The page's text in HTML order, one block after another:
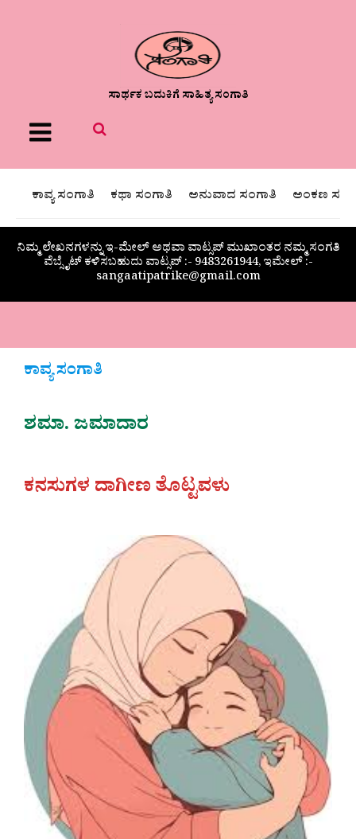
ಸಾರ್ಥಕ ಬದುಕಿಗೆ ಸಾಹಿತ್ಯ ಸಂಗಾತಿ
Menu
ಕಾವ್ಯ ಸಂಗಾತಿ ಕಥಾ ಸಂಗಾತಿ ಅನುವಾದ ಸಂಗಾತಿ ಅಂಕಣ
ನಿಮ್ಮ ಲೇಖನಗಳನ್ನು ಇ-ಮೇಲ್ ಅಥವಾ ವಾಟ್ಸಪ್ ಮುಖಾಂತರ ನಮ್ಮ ಸಂಗತಿ
ವೆಬ್ಸೈಟ್ ಕಳಿಸಬಹುದು ವಾಟ್ಸಪ್‌ :- 9483261944, ಇಮೇಲ್ :-
sangaatipatrike@gmail.com
ಕಾವ್ಯ ಸಂಗಾತಿ
ಶಮಾ. ಜಮಾದಾರ
ಕನಸುಗಳ ದಾಗೀಣ ತೊಟ್ಟವಳು